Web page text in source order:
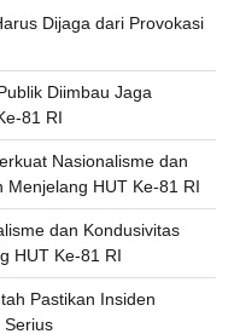
Dijaga dari Provokasi
Diimbau Jaga
81 RI
Nasionalisme dan
Menjelang HUT Ke-81 RI
dan Kondusivitas
HUT Ke-81 RI
Pastikan Insiden
Serius